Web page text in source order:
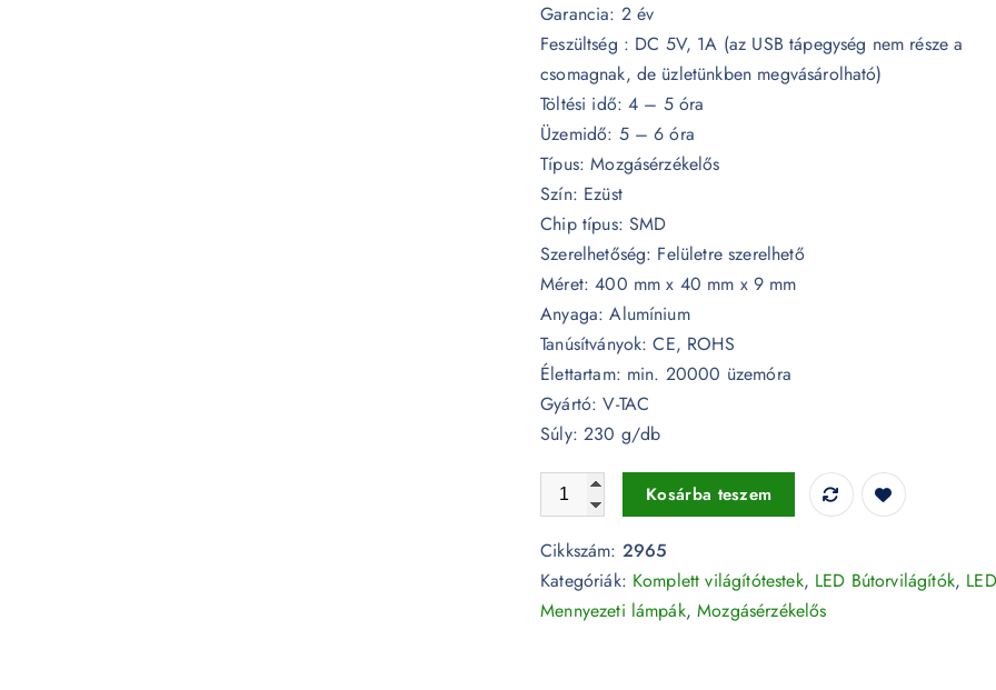
Garancia: 2 év
Feszültség : DC 5V, 1A (az USB tápegység nem része a
csomagnak, de üzletünkben megvásárolható)
Töltési idő: 4 – 5 óra
Üzemidő: 5 – 6 óra
Típus: Mozgásérzékelős
Szín: Ezüst
Chip típus: SMD
Szerelhetőség: Felületre szerelhető
Méret: 400 mm x 40 mm x 9 mm
Anyaga: Alumínium
Tanúsítványok: CE, ROHS
Élettartam: min. 20000 üzemóra
Gyártó: V-TAC
Súly: 230 g/db
2W Mozgásérzékelős ezüst bútorvilágító 3000K - 2965
Kosárba teszem
Cikkszám: 2965
Kategóriák: Komplett világítótestek, LED Bútorvilágítók, LED
Mennyezeti lámpák,Mozgásérzékelős